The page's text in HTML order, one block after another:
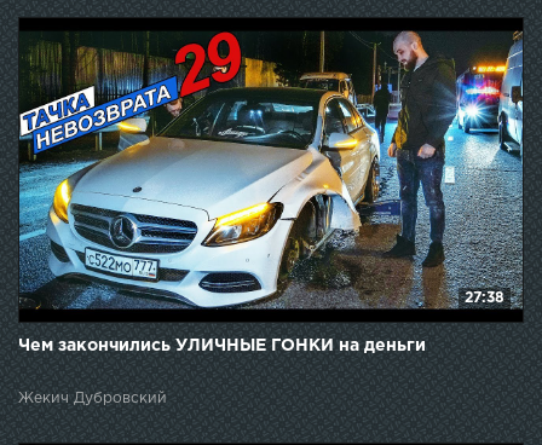
27:38
Чем закончились УЛИЧНЫЕ ГОНКИ на деньги
Жекич Дубровский